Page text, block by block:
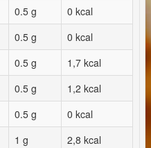
0.5 g
0 kcal
0.5 g
0 kcal
0.5 g
1,7 kcal
0.5 g
1,2 kcal
0.5 g
0 kcal
1 g
2,8 kcal